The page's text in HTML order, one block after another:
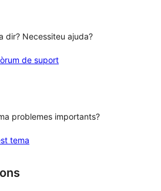
dir? Necessiteu ajuda?
de suport
problemes importants?
tema